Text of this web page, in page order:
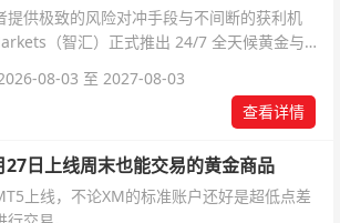
提供极致的风险对冲手段与不间断的获利机
（智汇）正式推出 24/7 全天候黄金与白
软件及交易细则。
08-03 至 2027-08-03
查看详情
日上线周末也能交易的黄金商品
上线，不论XM的标准账户还好是超低点差